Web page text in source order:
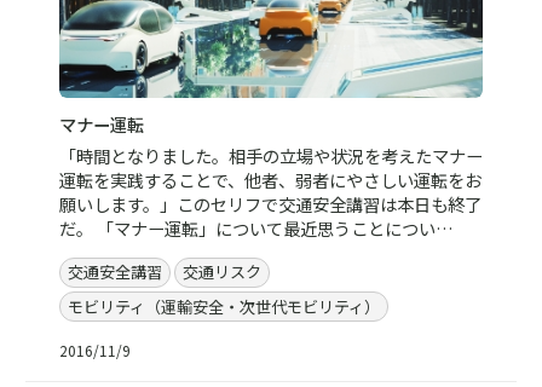
マナー運転
「時間となりました。相手の立場や状況を考えたマナー
運転を実践することで、他者、弱者にやさしい運転をお
願いします。」このセリフで交通安全講習は本日も終了
だ。 「マナー運転」について最近思うことについ…
交通安全講習
交通リスク
モビリティ（運輸安全・次世代モビリティ）
2016/11/9